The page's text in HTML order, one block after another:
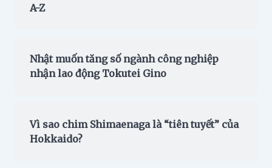
A-Z
Nhật muốn tăng số ngành công nghiệp
nhận lao động Tokutei Gino
Vì sao chim Shimaenaga là “tiên tuyết” của
Hokkaido?